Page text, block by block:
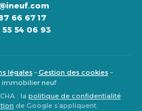
66 67 17
55 54 06 93
légales–Gestion des cookies–
neuf
: la politique de confidentialité
de Google s’appliquent.